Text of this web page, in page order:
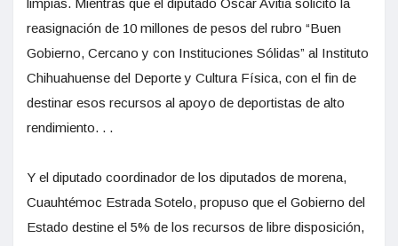
limpias. Mientras que el diputado Óscar Avitia solicitó la
reasignación de 10 millones de pesos del rubro “Buen
Gobierno, Cercano y con Instituciones Sólidas” al Instituto
Chihuahuense del Deporte y Cultura Física, con el fin de
destinar esos recursos al apoyo de deportistas de alto
rendimiento. . .
Y el diputado coordinador de los diputados de morena,
Cuauhtémoc Estrada Sotelo, propuso que el Gobierno del
Estado destine el 5% de los recursos de libre disposición,